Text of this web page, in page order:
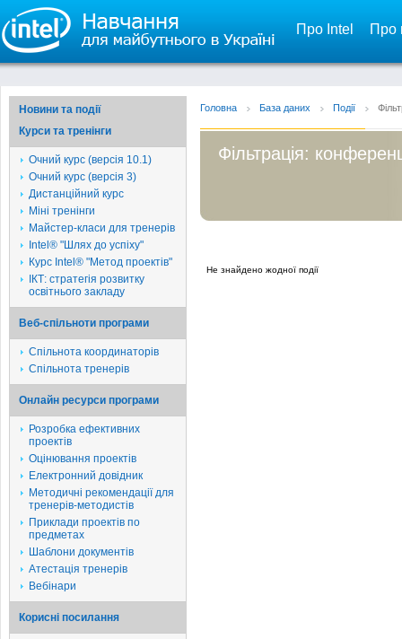
Про Intel Про
Новини та події
Курси та тренінги
Очний курс (версія 10.1)
Очний курс (версія 3)
Дистанційний курс
Міні тренінги
Майстер-класи для тренерів
Intel® "Шлях до успіху"
Курс Intel® "Метод проектів"
ІКТ: стратегія розвитку
освітнього закладу
Веб-спільноти програми
Спільнота координаторів
Спільнота тренерів
Онлайн ресурси програми
Розробка ефективних
проектів
Оцінювання проектів
Електронний довідник
Методичні рекомендації для
тренерів-методистів
Приклади проектів по
предметах
Шаблони документів
Атестація тренерів
Вебінари
Корисні посилання
Головна База даних Події
Фільтрація:
Не знайдено жодної події